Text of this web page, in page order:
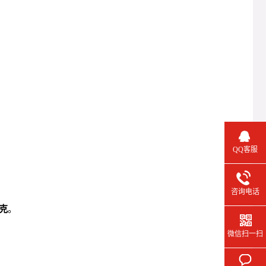
。
QQ客服
咨询电话
微信扫一扫